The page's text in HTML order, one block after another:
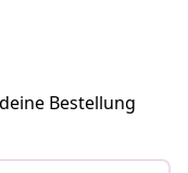
Bestellung